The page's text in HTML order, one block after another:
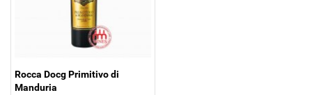
Rocca Docg Primitivo di
Manduria